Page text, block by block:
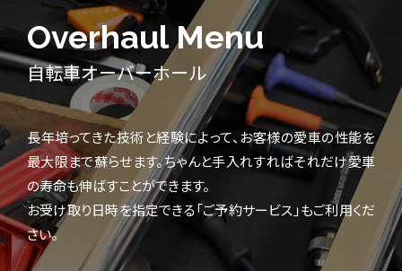
Overhaul Menu
自転車オーバーホール
長年培ってきた技術と経験によって、お客様の愛車の性能を
最大限まで蘇らせます。ちゃんと手入れすればそれだけ愛車
の寿命も伸ばすことができます。
お受け取り日時を指定できる「ご予約サービス」もご利用くだ
さい。